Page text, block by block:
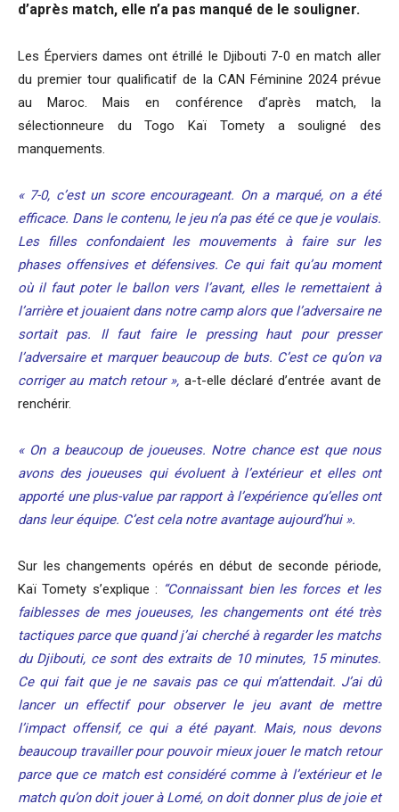
d’après match, elle n’a pas manqué de le souligner.
Les Éperviers dames ont étrillé le Djibouti 7-0 en match aller
du premier tour qualificatif de la CAN Féminine 2024 prévue
au Maroc. Mais en conférence d’après match, la
sélectionneure du Togo Kaï Tomety a souligné des
manquements.
« 7-0, c’est un score encourageant. On a marqué, on a été
efficace. Dans le contenu, le jeu n’a pas été ce que je voulais.
Les filles confondaient les mouvements à faire sur les
phases offensives et défensives. Ce qui fait qu’au moment
où il faut poter le ballon vers l’avant, elles le remettaient à
l’arrière et jouaient dans notre camp alors que l’adversaire ne
sortait pas. Il faut faire le pressing haut pour presser
l’adversaire et marquer beaucoup de buts. C’est ce qu’on va
corriger au match retour », a-t-elle déclaré d’entrée avant de
renchérir.
« On a beaucoup de joueuses. Notre chance est que nous
avons des joueuses qui évoluent à l’extérieur et elles ont
apporté une plus-value par rapport à l’expérience qu’elles ont
dans leur équipe. C’est cela notre avantage aujourd’hui ».
Sur les changements opérés en début de seconde période,
Kaï Tomety s’explique : “Connaissant bien les forces et les
faiblesses de mes joueuses, les changements ont été très
tactiques parce que quand j’ai cherché à regarder les matchs
du Djibouti, ce sont des extraits de 10 minutes, 15 minutes.
Ce qui fait que je ne savais pas ce qui m’attendait. J’ai dû
lancer un effectif pour observer le jeu avant de mettre
l’impact offensif, ce qui a été payant. Mais, nous devons
beaucoup travailler pour pouvoir mieux jouer le match retour
parce que ce match est considéré comme à l’extérieur et le
match qu’on doit jouer à Lomé, on doit donner plus de joie et